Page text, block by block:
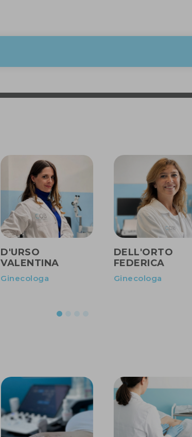
D'URSO
VALENTINA
Ginecologa
DELL'ORTO
FEDERICA
Ginecologa